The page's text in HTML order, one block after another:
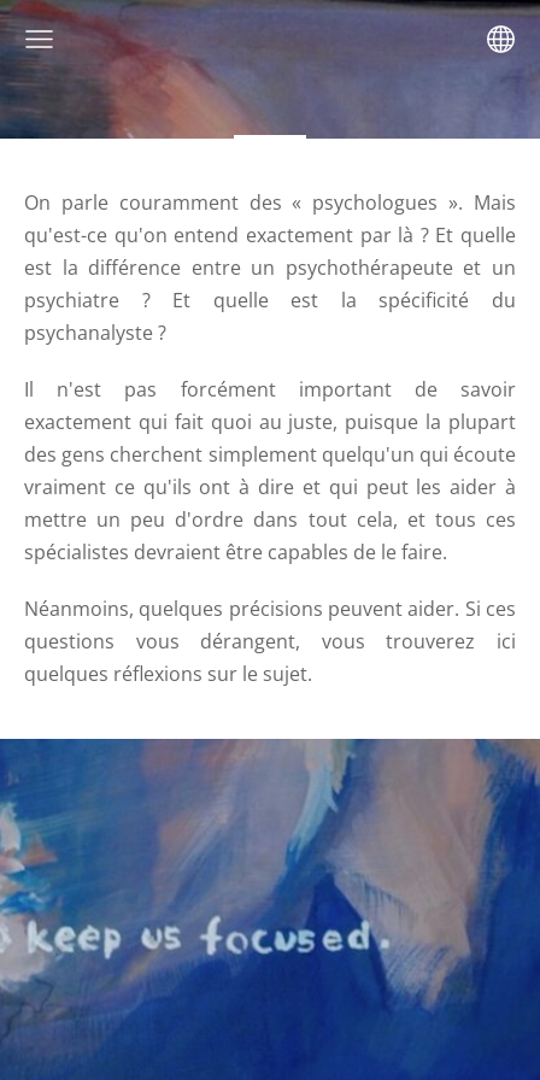
On parle couramment des « psychologues ». Mais
qu'est-ce qu'on entend exactement par là ? Et quelle
est la différence entre un psychothérapeute et un
psychiatre ? Et quelle est la spécificité du
psychanalyste ?
Il n'est pas forcément important de savoir
exactement qui fait quoi au juste, puisque la plupart
des gens cherchent simplement quelqu'un qui écoute
vraiment ce qu'ils ont à dire et qui peut les aider à
mettre un peu d'ordre dans tout cela, et tous ces
spécialistes devraient être capables de le faire.
Néanmoins, quelques précisions peuvent aider. Si ces
questions vous dérangent, vous trouverez ici
quelques réflexions sur le sujet.